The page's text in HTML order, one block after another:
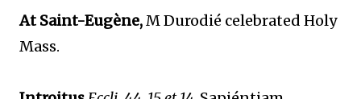
At Saint-Eugène,M Durodié celebrated Holy
Mass.